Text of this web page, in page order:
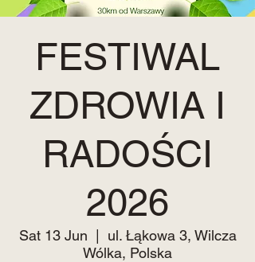
FESTIWAL
ZDROWIA I
RADOŚCI
2026
Sat 13 Jun
ul. Łąkowa 3, Wilcza
Wólka, Polska